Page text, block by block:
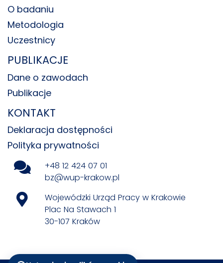
O badaniu
Metodologia
Uczestnicy
PUBLIKACJE
Dane o zawodach
Publikacje
KONTAKT
Deklaracja dostępności
Polityka prywatności
+48 12 424 07 01
bz@wup-krakow.pl
Wojewódzki Urząd Pracy w Krakowie
Plac Na Stawach 1
30-107 Kraków